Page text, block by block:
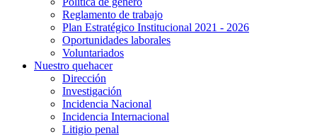
Reglamento de trabajo
Plan Estratégico Institucional 2021 - 2026
Oportunidades laborales
Voluntariados
Nuestro quehacer
Dirección
Investigación
Incidencia Nacional
Incidencia Internacional
Litigio penal